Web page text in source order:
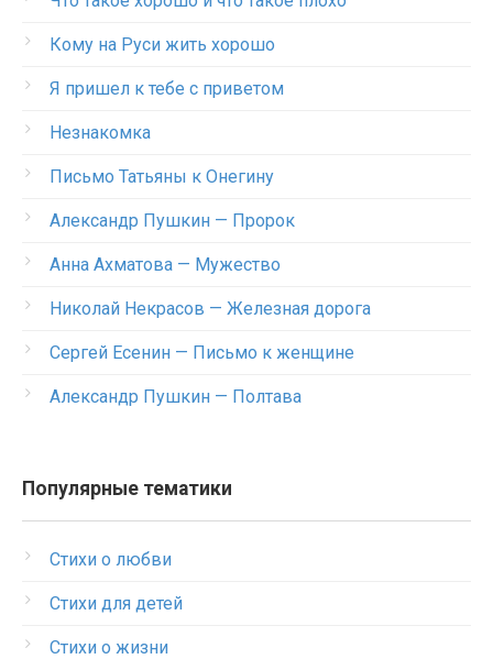
Кому на Руси жить хорошо
Я пришел к тебе с приветом
Незнакомка
Письмо Татьяны к Онегину
Александр Пушкин — Пророк
Анна Ахматова — Мужество
Николай Некрасов — Железная дорога
Сергей Есенин — Письмо к женщине
Александр Пушкин — Полтава
Популярные тематики
Стихи о любви
Стихи для детей
Стихи о жизни